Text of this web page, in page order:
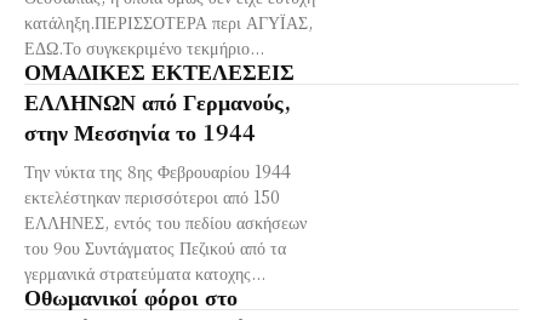
κατάληξη.ΠΕΡΙΣΣΟΤΕΡΑ περι ΑΓΥΪΑΣ,
ΕΔΩ.Το συγκεκριμένο τεκμήριο...
ΟΜΑΔΙΚΕΣ ΕΚΤΕΛΕΣΕΙΣ
ΕΛΛΗΝΩΝ από Γερμανούς,
στην Μεσσηνία το 1944
Την νύκτα της 8ης Φεβρουαρίου 1944
εκτελέστηκαν περισσότεροι από 150
ΕΛΛΗΝΕΣ, εντός του πεδίου ασκήσεων
του 9ου Συντάγματος Πεζικού από τα
γερμανικά στρατεύματα κατοχης...
Οθωμανικοί φόροι στο